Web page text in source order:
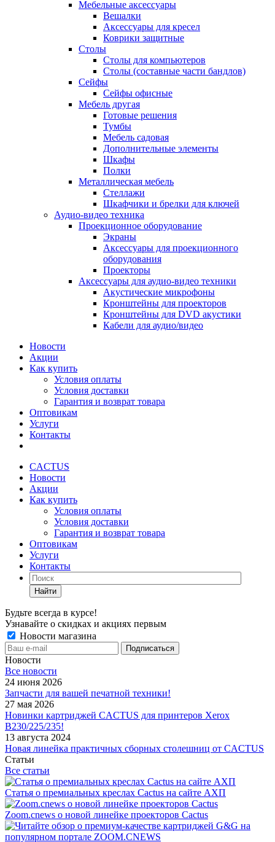
Мебельные аксессуары
Вешалки
Аксессуары для кресел
Коврики защитные
Столы
Столы для компьютеров
Столы (составные части бандлов)
Сейфы
Сейфы офисные
Мебель другая
Готовые решения
Тумбы
Мебель садовая
Дополнительные элементы
Шкафы
Полки
Металлическая мебель
Стеллажи
Шкафчики и брелки для ключей
Аудио-видео техника
Проекционное оборудование
Экраны
Аксессуары для проекционного
оборудования
Проекторы
Аксессуары для аудио-видео техники
Акустические микрофоны
Кронштейны для проекторов
Кронштейны для DVD акустики
Кабели для аудио/видео
Новости
Акции
Как купить
Условия оплаты
Условия доставки
Гарантия и возврат товара
Оптовикам
Услуги
Контакты
CACTUS
Новости
Акции
Как купить
Условия оплаты
Условия доставки
Гарантия и возврат товара
Оптовикам
Услуги
Контакты
Найти
Будьте всегда в курсе!
Узнавайте о скидках и акциях первым
Новости магазина
Новости
Все новости
24 июня 2026
Запчасти для вашей печатной техники!
27 мая 2026
Новинки картриджей CACTUS для принтеров Xerox
B230/225/235!
13 августа 2024
Новая линейка практичных сборных столешниц от CACTUS
Статьи
Все статьи
Статья о премиальных креслах Cactus на сайте АХП
Zoom.cnews о новой линейке проекторов Cactus